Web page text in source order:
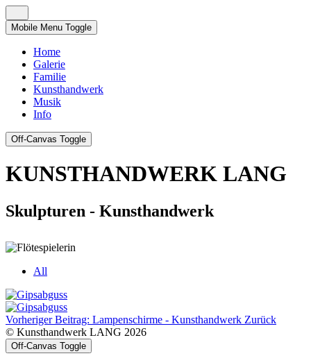
Mobile Menu Toggle
Home
Galerie
Familie
Kunsthandwerk
Musik
Info
Off-Canvas Toggle
KUNSTHANDWERK LANG
Skulpturen - Kunsthandwerk
All
Vorheriger Beitrag: Lampenschirme - Kunsthandwerk Zurück
© Kunsthandwerk LANG 2026
Off-Canvas Toggle